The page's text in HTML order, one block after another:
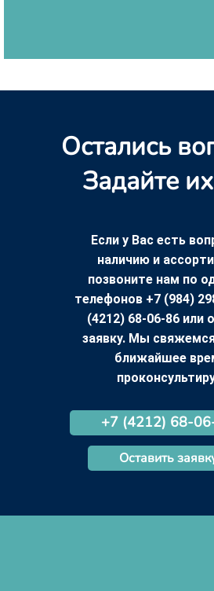
Остались
Задайте
Если у Вас есть
наличию и
позвоните нам по
телефонов +7 (984)
(4212) 68-06-86 или
заявку. Мы
ближайшее
+7 (4212) 68-
Оставить